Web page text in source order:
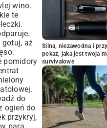
wino.
te
gotuj, aż
pomidory
do
ogień do
przykryj,
Silna, niezawodna i
pokaż, jaka jest twoja
survivalowe